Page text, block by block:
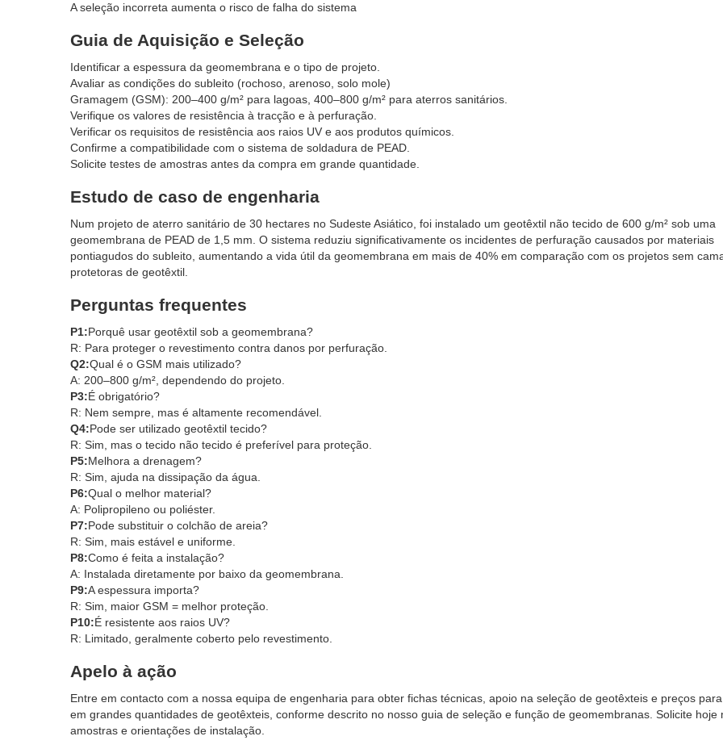
A seleção incorreta aumenta o risco de falha do sistema
Guia de Aquisição e Seleção
Identificar a espessura da geomembrana e o tipo de projeto.
Avaliar as condições do subleito (rochoso, arenoso, solo mole)
Gramagem (GSM): 200–400 g/m² para lagoas, 400–800 g/m² para aterros sanitários.
Verifique os valores de resistência à tracção e à perfuração.
Verificar os requisitos de resistência aos raios UV e aos produtos químicos.
Confirme a compatibilidade com o sistema de soldadura de PEAD.
Solicite testes de amostras antes da compra em grande quantidade.
Estudo de caso de engenharia
Num projeto de aterro sanitário de 30 hectares no Sudeste Asiático, foi instalado um geotêxtil não tecido de 600 g/m² sob uma
geomembrana de PEAD de 1,5 mm. O sistema reduziu significativamente os incidentes de perfuração causados ​​por materiais
pontiagudos do subleito, aumentando a vida útil da geomembrana em mais de 40% em comparação com os projetos sem
protetoras de geotêxtil.
Perguntas frequentes
P1:Porquê usar geotêxtil sob a geomembrana?
R: Para proteger o revestimento contra danos por perfuração.
Q2:Qual é o GSM mais utilizado?
A: 200–800 g/m², dependendo do projeto.
P3:É obrigatório?
R: Nem sempre, mas é altamente recomendável.
Q4:Pode ser utilizado geotêxtil tecido?
R: Sim, mas o tecido não tecido é preferível para proteção.
P5:Melhora a drenagem?
R: Sim, ajuda na dissipação da água.
P6:Qual o melhor material?
A: Polipropileno ou poliéster.
P7:Pode substituir o colchão de areia?
R: Sim, mais estável e uniforme.
P8:Como é feita a instalação?
A: Instalada diretamente por baixo da geomembrana.
P9:A espessura importa?
R: Sim, maior GSM = melhor proteção.
P10:É resistente aos raios UV?
R: Limitado, geralmente coberto pelo revestimento.
Apelo à ação
Entre em contacto com a nossa equipa de engenharia para obter fichas técnicas, apoio na seleção de geotêxteis e preços
em grandes quantidades de geotêxteis, conforme descrito no nosso guia de seleção e função de geomembranas. Solicite hoje
amostras e orientações de instalação.